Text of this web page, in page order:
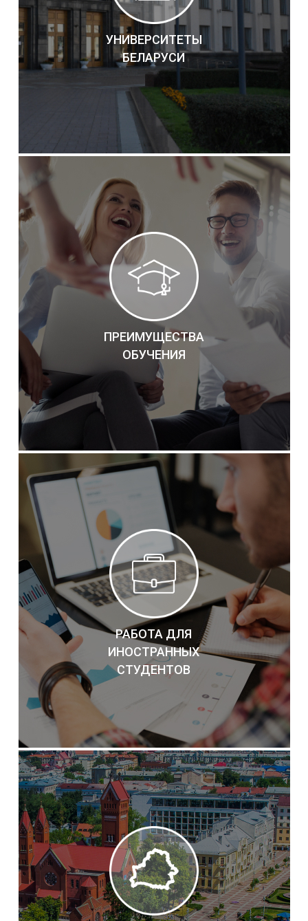
УНИВЕРСИТЕТЫ
БЕЛАРУСИ
ПРЕИМУЩЕСТВА
ОБУЧЕНИЯ
РАБОТА ДЛЯ
ИНОСТРАННЫХ
СТУДЕНТОВ